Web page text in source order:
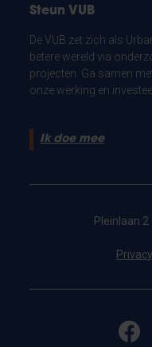
Steun VUB
De VUB zet zich als
betere wereld via
projecten. Ga samen
onze werking en
Ik doe mee
Pleinlaan